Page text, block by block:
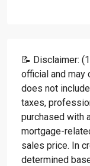
📝 Disclaimer:
official and may
does not
taxes,
purchased with
mortgage-
sales price. In
determined